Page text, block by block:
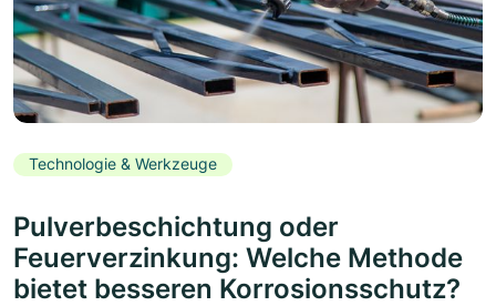
Technologie & Werkzeuge
Pulverbeschichtung oder
Feuerverzinkung: Welche Methode
bietet besseren Korrosionsschutz?